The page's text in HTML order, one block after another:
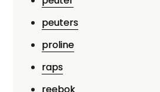
peuters
proline
raps